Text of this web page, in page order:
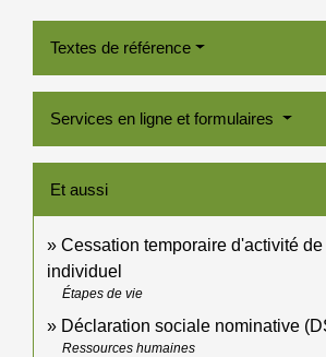
Textes de référence
Services en ligne et formulaires
Et aussi
Cessation temporaire d'activité
individuel
Étapes de vie
Déclaration sociale nominative
Ressources humaines